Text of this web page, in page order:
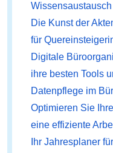
Die Kunst der
für
Digitale
ihre besten Tools
Datenpflege im
Optimieren Sie
eine effiziente
Ihr Jahresplaner